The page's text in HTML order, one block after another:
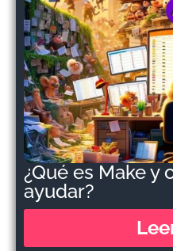
¿Qué es Make y
ayudar?